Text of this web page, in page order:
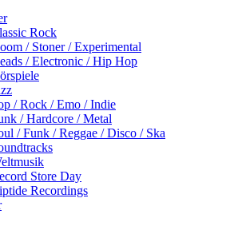
Rock
/ Stoner / Experimental
/ Electronic / Hip Hop
/ Rock / Emo / Indie
/ Hardcore / Metal
/ Funk / Reggae / Disco / Ska
Store Day
Recordings